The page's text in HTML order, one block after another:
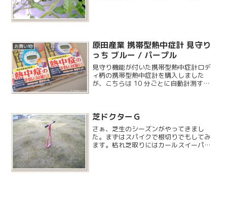
お買い物
原田産業 携帯型熱中症計 見守り
っち ブルー / パープル
見守り機能が付いた携帯型熱中症計ロデ
ィ柄の携帯型熱中症計を購入しました
が、こちらは 10 分ごとに自動計測する
芝ドクターＧ
さぁ、芝生のシーズンがやってきまし
た。まずはスパイクで根切りでもしてみ
ます。枯れ芝取りにはカールスイーパー